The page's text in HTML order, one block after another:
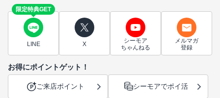
限定特典GET
LINE X
シーモア
ちゃんねる
メルマガ
登録
お得にポイントゲット！
ご来店ポイント シーモアでポイ活